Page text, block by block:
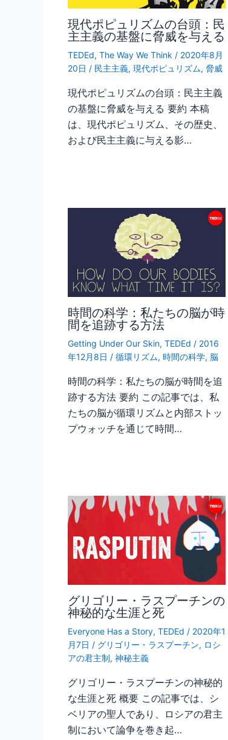
現代ポピュリズムの台頭：民
主主義の基盤に脅威を与える
TEDEd, The Way We Think / 2020年8月
20日 / 民主主義, 現代ポピュリズム, 脅威
現代ポピュリズムの台頭：民主主義
の基盤に脅威を与える 要約 本稿
は、現代ポピュリズム、その歴史、
および民主主義に与える影…
時間の科学：私たちの脳が時
間を追跡する方法
Getting Under Our Skin, TEDEd / 2016
年12月8日 / 循環リズム, 時間の科学, 脳
時間の科学：私たちの脳が時間を追
跡する方法 要約 この記事では、私
たちの脳が循環リズムと内部ストッ
プウォッチを通じて時間…
グリゴリー・ラスプーチンの
神秘的な生涯と死
Everyone Has a Story, TEDEd / 2020年1
月7日 / グリゴリー・ラスプーチン, ロシ
アの君主制, 神秘主義
グリゴリー・ラスプーチンの神秘的
な生涯と死 概要 この記事では、シ
ベリアの聖人であり、ロシアの君主
制において論争を巻き起…